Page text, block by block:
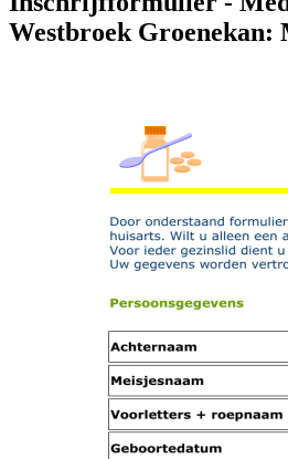
Westbroek Groenekan: